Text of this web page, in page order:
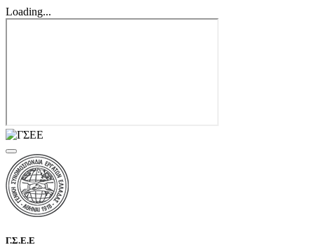
Loading...
Γ.Σ.Ε.Ε